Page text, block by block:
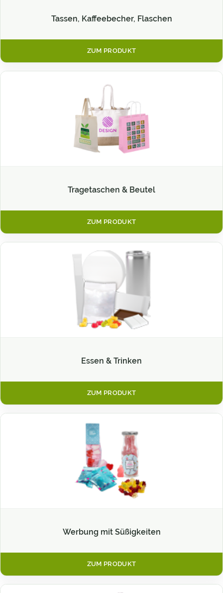
Tassen, Kaffeebecher, Flaschen
ZUM PRODUKT
Tragetaschen & Beutel
ZUM PRODUKT
Essen & Trinken
ZUM PRODUKT
Werbung mit Süßigkeiten
ZUM PRODUKT